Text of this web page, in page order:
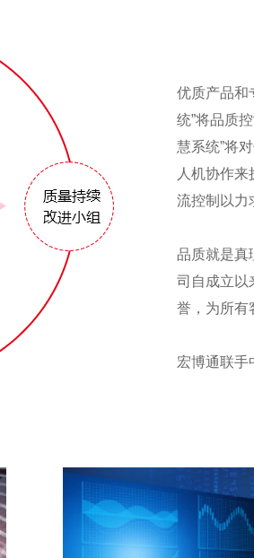
优质产品和
统”将品质
慧系统”将
人机协作
流控制以力
品质就是真
司自成立以
誉，为所有
宏博通联手